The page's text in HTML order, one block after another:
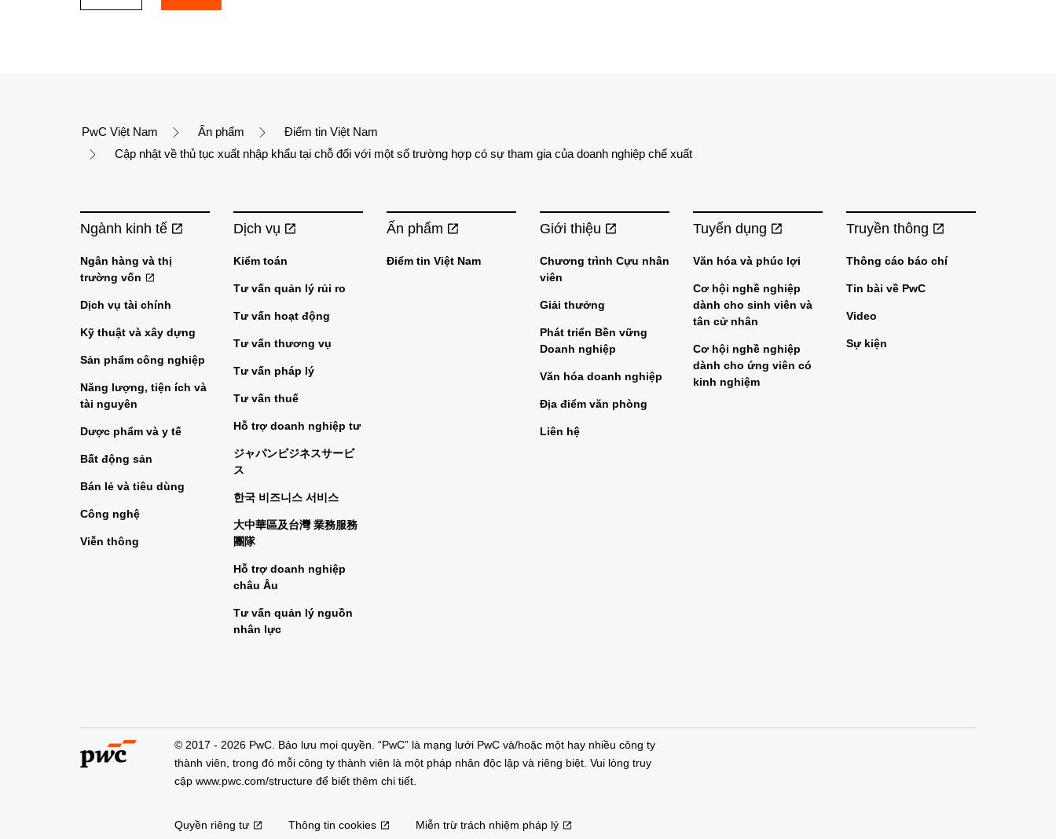
PwC Việt Nam Ấn phẩm
Điểm tin Việt Nam
Cập nhật về thủ tục xuất nhập khẩu tại chỗ đối với một số trường hợp có sự tham gia của doanh nghiệp chế xuất
Ngành kinh tế
Ngân hàng và thị
trường vốn
Dịch vụ tài chính
Kỹ thuật và xây dựng
Sản phẩm công nghiệp
Năng lượng, tiện ích và
tài nguyên
Dược phẩm và y tế
Bất động sản
Bán lẻ và tiêu dùng
Công nghệ
Viễn thông
Dịch vụ
Kiểm toán
Tư vấn quản lý rủi ro
Tư vấn hoạt động
Tư vấn thương vụ
Tư vấn pháp lý
Tư vấn thuế
Hỗ trợ doanh nghiệp tư
ジャパンビジネスサービ
ス
한국 비즈니스 서비스
大中華區及台灣 業務服務
團隊
Hỗ trợ doanh nghiệp
châu Âu
Tư vấn quản lý nguồn
nhân lực
Ấn phẩm
Điểm tin Việt Nam
Giới thiệu
Chương trình Cựu nhân
viên
Giải thưởng
Phát triển Bền vững
Doanh nghiệp
Văn hóa doanh nghiệp
Địa điểm văn phòng
Liên hệ
Tuyển dụng
Văn hóa và phúc lợi
Cơ hội nghề nghiệp
dành cho sinh viên và
tân cử nhân
Cơ hội nghề nghiệp
dành cho ứng viên có
kinh nghiệm
Truyền thông
Thông cáo báo chí
Tin bài về PwC
Video
Sự kiện
© 2017 - 2026 PwC. Bảo lưu mọi quyền. “PwC” là mạng lưới PwC và/hoặc một hay nhiều công ty
thành viên, trong đó mỗi công ty thành viên là một pháp nhân độc lập và riêng biệt. Vui lòng truy
cập www.pwc.com/structure để biết thêm chi tiết.
Quyền riêng tư Thông tin cookies Miễn trừ trách nhiệm pháp lý